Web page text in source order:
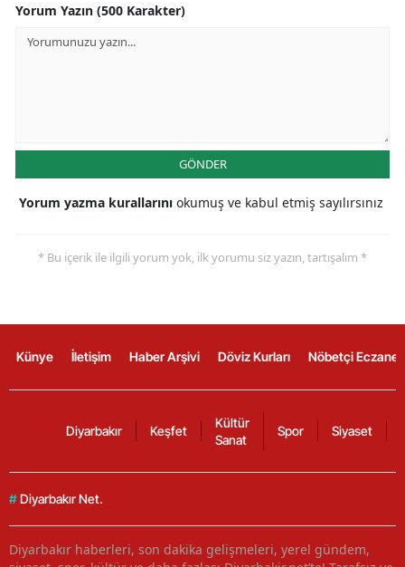
Yorum Yazın (500 Karakter)
GÖNDER
Yorum yazma kurallarını okumuş ve kabul etmiş sayılırsınız
* Bu içerik ile ilgili yorum yok, ilk yorumu siz yazın, tartışalım *
Künye İletişim Haber Arşivi Döviz Kurları Nöbetçi
Diyarbakır Keşfet
Kültür
Sanat
Spor Siyaset
# Diyarbakır Net.
Diyarbakır haberleri, son dakika gelişmeleri, yerel gündem,